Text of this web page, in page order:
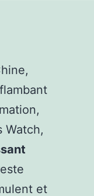
flambant
Watch,
et